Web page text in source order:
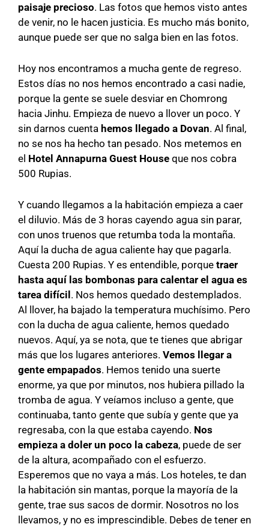
paisaje precioso. Las fotos que hemos visto antes
de venir, no le hacen justicia. Es mucho más bonito,
aunque puede ser que no salga bien en las fotos.
Hoy nos encontramos a mucha gente de regreso.
Estos días no nos hemos encontrado a casi nadie,
porque la gente se suele desviar en Chomrong
hacia Jinhu. Empieza de nuevo a llover un poco. Y
sin darnos cuenta hemos llegado a Dovan. Al final,
no se nos ha hecho tan pesado. Nos metemos en
el Hotel Annapurna Guest House que nos cobra
500 Rupias.
Y cuando llegamos a la habitación empieza a caer
el diluvio. Más de 3 horas cayendo agua sin parar,
con unos truenos que retumba toda la montaña.
Aquí la ducha de agua caliente hay que pagarla.
Cuesta 200 Rupias. Y es entendible, porque traer
hasta aquí las bombonas para calentar el agua es
tarea difícil . Nos hemos quedado destemplados.
Al llover, ha bajado la temperatura muchísimo. Pero
con la ducha de agua caliente, hemos quedado
nuevos. Aquí, ya se nota, que te tienes que abrigar
más que los lugares anteriores. Vemos llegar a
gente empapados. Hemos tenido una suerte
enorme, ya que por minutos, nos hubiera pillado la
tromba de agua. Y veíamos incluso a gente, que
continuaba, tanto gente que subía y gente que ya
regresaba, con la que estaba cayendo. Nos
empieza a doler un poco la cabeza, puede de ser
de la altura, acompañado con el esfuerzo.
Esperemos que no vaya a más. Los hoteles, te dan
la habitación sin mantas, porque la mayoría de la
gente, trae sus sacos de dormir. Nosotros no los
llevamos, y no es imprescindible. Debes de tener en